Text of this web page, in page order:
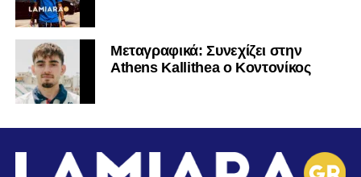
Mεταγραφικά: Συνεχίζει στην
Athens Kallithea ο Κοντονίκος